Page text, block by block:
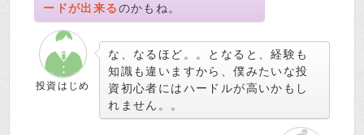
ードが出来るのかもね。
投資はじめ
な、なるほど。。となると、経験も
知識も違いますから、僕みたいな投
資初心者にはハードルが高いかもし
れません。。